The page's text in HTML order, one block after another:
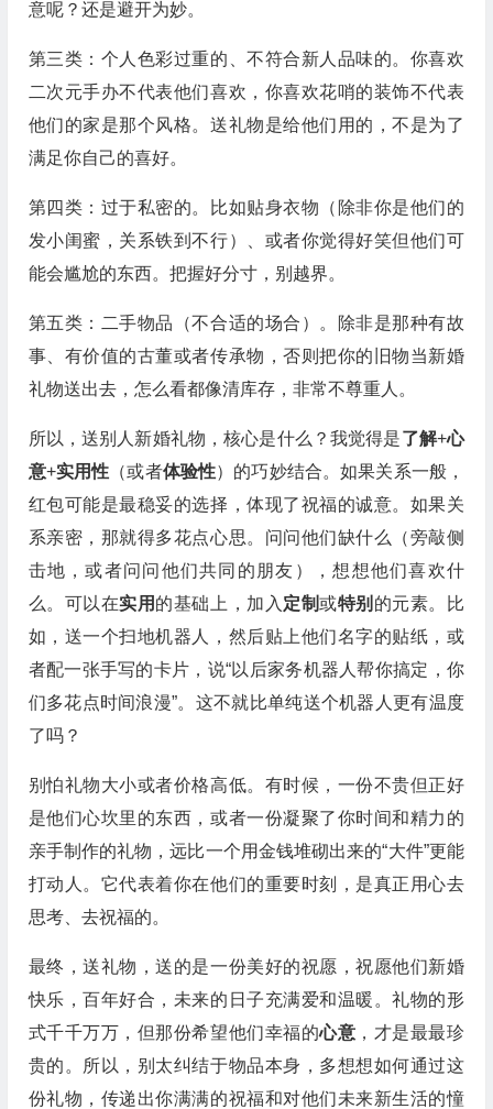
意呢？还是避开为妙。
第三类：个人色彩过重的、不符合新人品味的。你喜欢
二次元手办不代表他们喜欢，你喜欢花哨的装饰不代表
他们的家是那个风格。送礼物是给他们用的，不是为了
满足你自己的喜好。
第四类：过于私密的。比如贴身衣物（除非你是他们的
发小闺蜜，关系铁到不行）、或者你觉得好笑但他们可
能会尴尬的东西。把握好分寸，别越界。
第五类：二手物品（不合适的场合）。除非是那种有故
事、有价值的古董或者传承物，否则把你的旧物当新婚
礼物送出去，怎么看都像清库存，非常不尊重人。
所以，送别人新婚礼物，核心是什么？我觉得是了解+心
意+实用性 （或者体验性）的巧妙结合。如果关系一般，
红包可能是最稳妥的选择，体现了祝福的诚意。如果关
系亲密，那就得多花点心思。问问他们缺什么（旁敲侧
击地，或者问问他们共同的朋友），想想他们喜欢什
么。可以在实用 的基础上，加入 定制或特别 的元素。比
如，送一个扫地机器人，然后贴上他们名字的贴纸，或
者配一张手写的卡片，说“以后家务机器人帮你搞定，你
们多花点时间浪漫”。这不就比单纯送个机器人更有温度
了吗？
别怕礼物大小或者价格高低。有时候，一份不贵但正好
是他们心坎里的东西，或者一份凝聚了你时间和精力的
亲手制作的礼物，远比一个用金钱堆砌出来的“大件”更能
打动人。它代表着你在他们的重要时刻，是真正用心去
思考、去祝福的。
最终，送礼物，送的是一份美好的祝愿，祝愿他们新婚
快乐，百年好合，未来的日子充满爱和温暖。礼物的形
式千千万万，但那份希望他们幸福的心意 ，才是最最珍
贵的。所以，别太纠结于物品本身，多想想如何通过这
份礼物，传递出你满满的祝福和对他们未来新生活的憧